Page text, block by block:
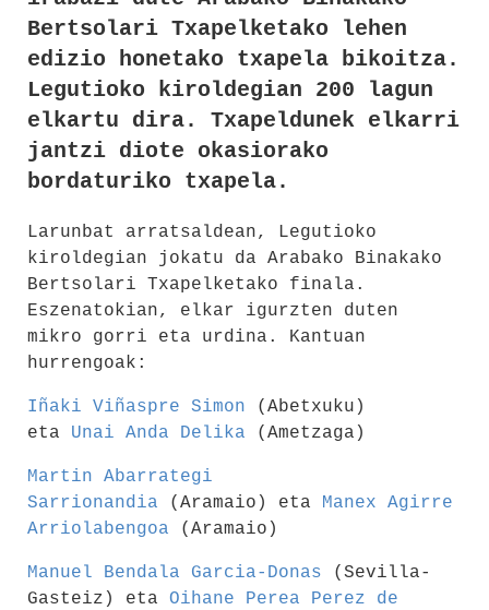
Bertsolari Txapelketako lehen
edizio honetako txapela bikoitza.
Legutioko kiroldegian 200 lagun
elkartu dira. Txapeldunek elkarri
jantzi diote okasiorako
bordaturiko txapela.
Larunbat arratsaldean, Legutioko
kiroldegian jokatu da Arabako Binakako
Bertsolari Txapelketako finala.
Eszenatokian, elkar igurzten duten
mikro gorri eta urdina. Kantuan
hurrengoak:
Iñaki Viñaspre Simon (Abetxuku)
eta Unai Anda Delika (Ametzaga)
Martin Abarrategi
Sarrionandia
(Aramaio) eta Manex Agirre
Arriolabengoa (Aramaio)
Manuel Bendala Garcia-Donas (Sevilla-
Gasteiz) eta Oihane Perea Perez de